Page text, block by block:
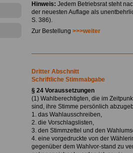
Hinweis: Jedem Betriebsrat steht
der neuesten Auflage als
S. 386).
Zur Bestellung >>>weiter
Dritter Abschnitt
Schriftliche Stimmabgabe
§ 24 Voraussetzungen
(1) Wahlberechtigten, die im
sind, ihre Stimme persönlich
1. das Wahlausschreiben,
2. die Vorschlagslisten,
3. den Stimmzettel und den
4. eine vorgedruckte von der
gegenüber dem Wahlvor-stand zu